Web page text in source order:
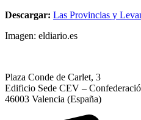
Descargar: Las Provincias y
Imagen: eldiario.es
Plaza Conde de Carlet, 3
Edificio Sede CEV –
46003 Valencia (España)